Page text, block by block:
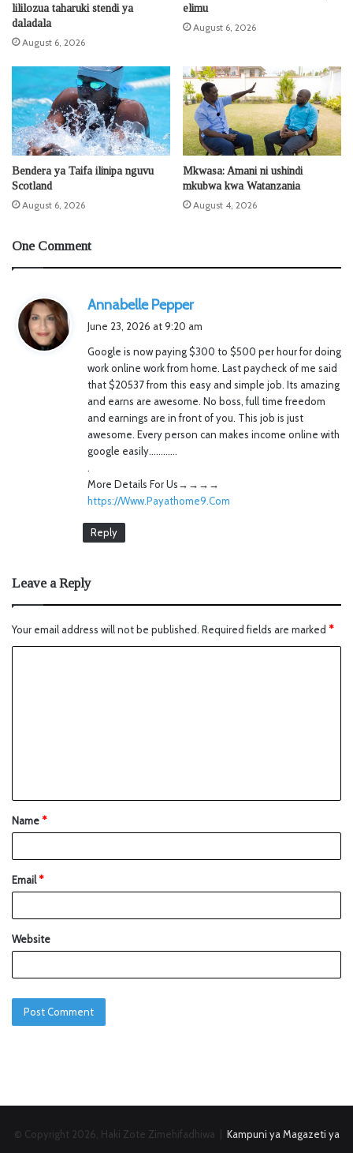
lililozua taharuki stendi ya
daladala
August 6, 2026
elimu
August 6, 2026
Bendera ya Taifa ilinipa nguvu
Scotland
August 6, 2026
Mkwasa: Amani ni ushindi
mkubwa kwa Watanzania
August 4, 2026
One Comment
Annabelle Peppers
s
:
June 23, 2026 at 9:20 am
Google is now paying $300 to $500 per hour for doing
work online work from home. Last paycheck of me said
that $20537 from this easy and simple job. Its amazing
and earns are awesome. No boss, full time freedom
and earnings are in front of you. This job is just
awesome. Every person can makes income online with
google easily…………
.
M­­­­­­o­­­­­­r­­­­­­e­ D­­­­­­e­­­­­­t­­­­­­a­­­­­­i­­­­­­l­­­­­­s For Us→→→→
https://Www.Payathome9.Com
Reply
Leave a Reply
Your email address will not be published. Required fields are marked *
Name*
Email*
Website
© Copyright 2026, Haki Zote Zimehifadhiwa | Kampuni ya Magazeti ya